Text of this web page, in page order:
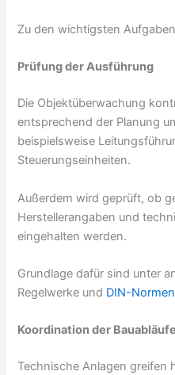
Zu den wichtigsten
Prüfung der Ausführung
Die Objektüberwachung
entsprechend der Planung
beispielsweise
Steuerungseinheiten.
Außerdem wird geprüft, ob
Herstellerangaben und
eingehalten werden.
Grundlage dafür sind unter
Regelwerke und DIN-Normen
Koordination der Bauabläufe
Technische Anlagen greifen